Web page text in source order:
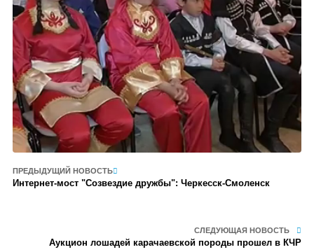
ПРЕДЫДУЩИЙ НОВОСТЬ
Интернет-мост "Созвездие дружбы": Черкесск-Смоленск
СЛЕДУЮЩАЯ НОВОСТЬ
Аукцион лошадей карачаевской породы прошел в КЧР